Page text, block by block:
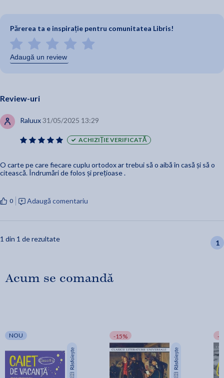
Părerea ta e inspirație pentru comunitatea Libris!
Adaugă un review
Review-uri
Raluux31/05/2025 13:29
ACHIZIȚIE VERIFICATĂ
O carte pe care fiecare cuplu ortodox ar trebui să o aibă în casă și să o
citească. Îndrumări de folos și prețioase .
0 Adaugă comentariu
1 din 1 de rezultate 1
Acum se comandă
NOU -15% -